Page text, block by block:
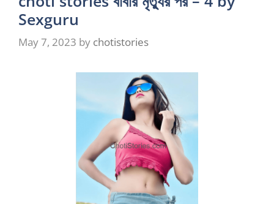
Sexguru
May 7, 2023 by chotistories